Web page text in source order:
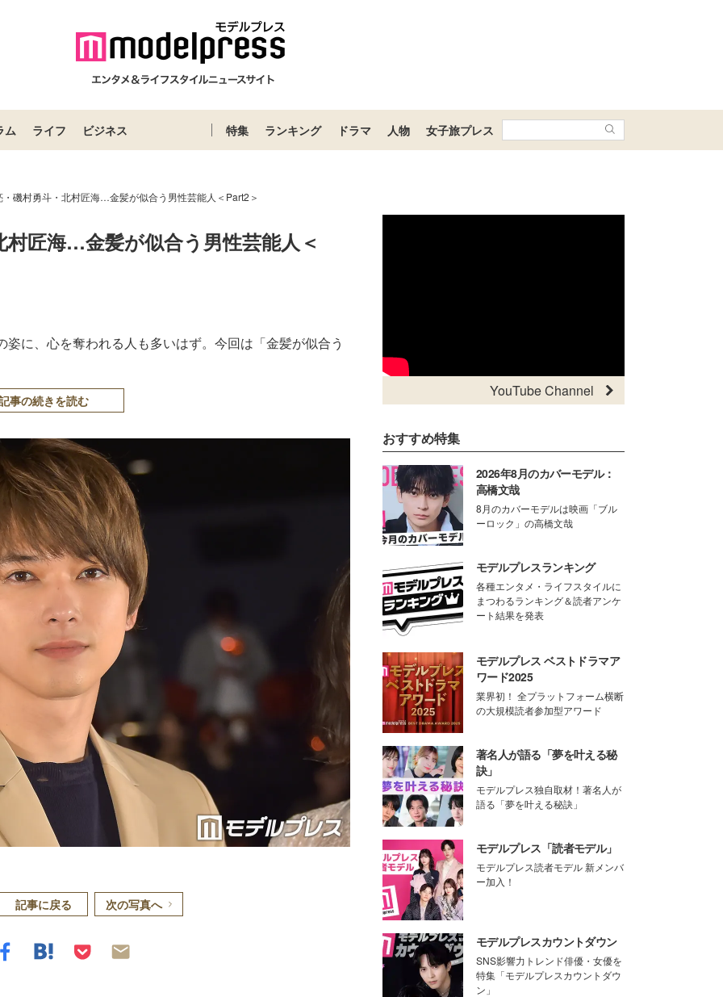
ム ライフ ビジネス 特集 ランキング ドラマ 人物 女子旅プレス
・磯村勇斗・北村匠海…金髪が似合う男性芸能人＜Part2＞
匠海…金髪が似合う男性芸能人＜
に、心を奪われる人も多いはず。今回は「金髪が似合う
事の続きを読む
記事に戻る 次の写真へ
YouTube Channel
おすすめ特集
2026年8月のカバーモデル：
高橋文哉
8月のカバーモデルは映画「ブル
ーロック」の高橋文哉
モデルプレスランキング
各種エンタメ・ライフスタイルに
まつわるランキング＆読者アンケ
ート結果を発表
モデルプレス ベストドラマア
ワード2025
業界初！ 全プラットフォーム横断
の大規模読者参加型アワード
著名人が語る「夢を叶える秘
訣」
モデルプレス独自取材！著名人が
語る「夢を叶える秘訣」
モデルプレス「読者モデル」
モデルプレス読者モデル 新メンバ
ー加入！
モデルプレスカウントダウン
SNS影響力トレンド俳優・女優を
特集「モデルプレスカウントダウ
ン」